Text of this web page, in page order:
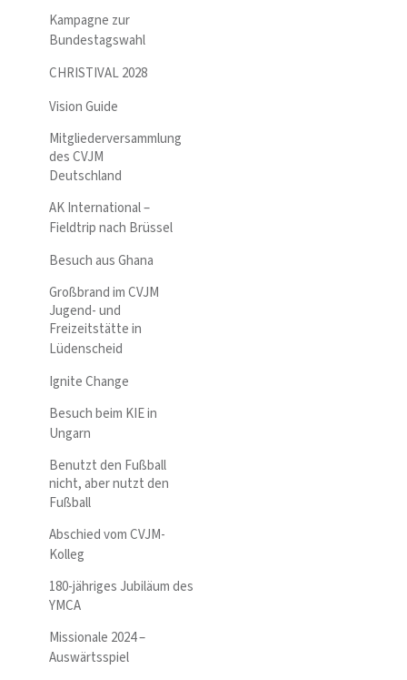
Kampagne zur
Bundestagswahl
CHRISTIVAL 2028
Vision Guide
Mitgliederversammlung
des CVJM
Deutschland
AK International –
Fieldtrip nach Brüssel
Besuch aus Ghana
Großbrand im CVJM
Jugend- und
Freizeitstätte in
Lüdenscheid
Ignite Change
Besuch beim KIE in
Ungarn
Benutzt den Fußball
nicht, aber nutzt den
Fußball
Abschied vom CVJM-
Kolleg
180-jähriges Jubiläum des
YMCA
Missionale 2024 –
Auswärtsspiel